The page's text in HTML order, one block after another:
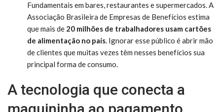
Fundamentais em bares, restaurantes e supermercados. A
Associação Brasileira de Empresas de Benefícios estima
que mais de 20 milhões de trabalhadores usam cartões
de alimentação no país. Ignorar esse público é abrir mão
de clientes que muitas vezes têm nesses benefícios sua
principal forma de consumo.
A tecnologia que conecta a